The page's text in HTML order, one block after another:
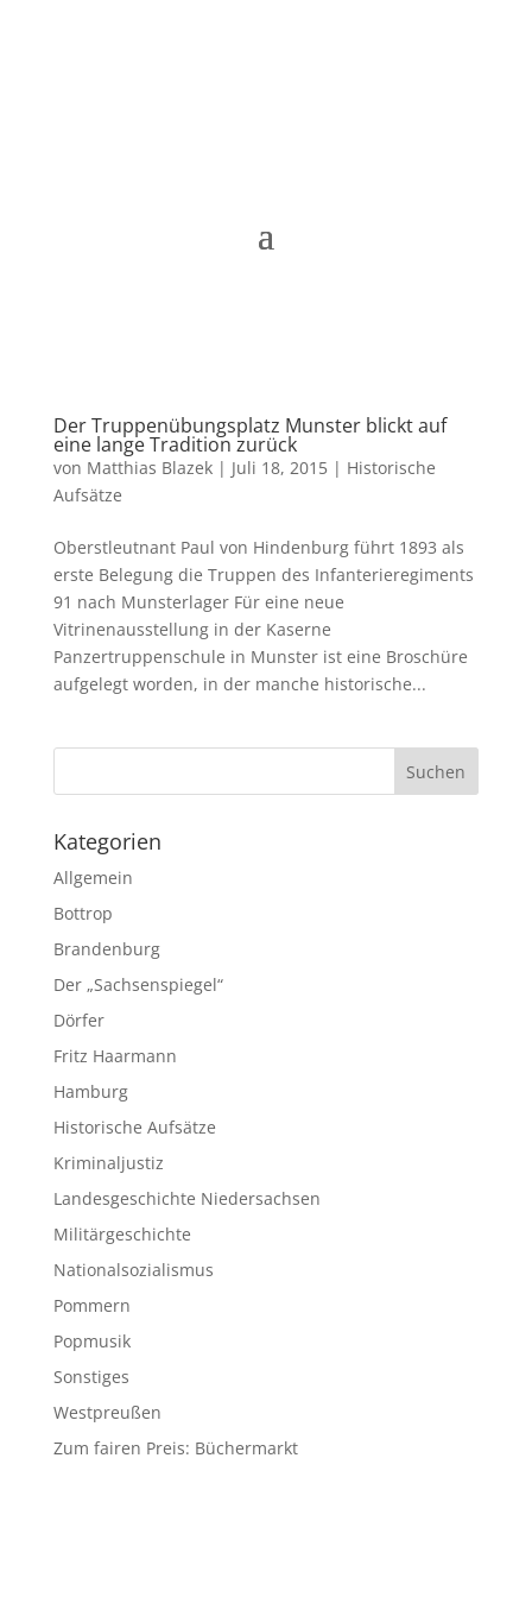
Der Truppenübungsplatz Munster blickt auf
eine lange Tradition zurück
von Matthias Blazek| Juli 18, 2015| Historische
Aufsätze
Oberstleutnant Paul von Hindenburg führt 1893 als
erste Belegung die Truppen des Infanterieregiments
91 nach Munsterlager Für eine neue
Vitrinenausstellung in der Kaserne
Panzertruppenschule in Munster ist eine Broschüre
aufgelegt worden, in der manche historische...
Kategorien
Allgemein
Bottrop
Brandenburg
Der „Sachsenspiegel“
Dörfer
Fritz Haarmann
Hamburg
Historische Aufsätze
Kriminaljustiz
Landesgeschichte Niedersachsen
Militärgeschichte
Nationalsozialismus
Pommern
Popmusik
Sonstiges
Westpreußen
Zum fairen Preis: Büchermarkt